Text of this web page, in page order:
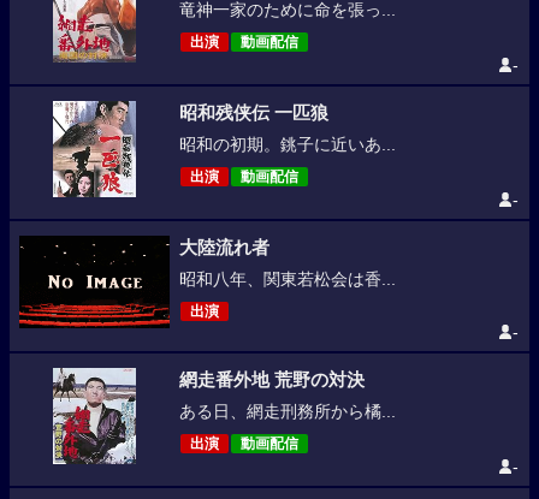
竜神一家のために命を張っ...
出演 動画配信
-
昭和残侠伝 一匹狼
昭和の初期。銚子に近いあ...
出演 動画配信
-
大陸流れ者
昭和八年、関東若松会は香...
出演
-
網走番外地 荒野の対決
ある日、網走刑務所から橘...
出演 動画配信
-